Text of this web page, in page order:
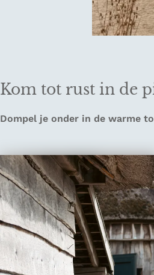
Kom tot rust in de
Dompel je onder in de warme